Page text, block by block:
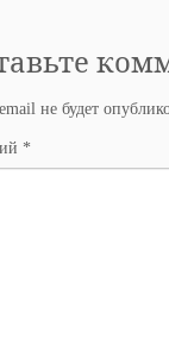
не будет
*